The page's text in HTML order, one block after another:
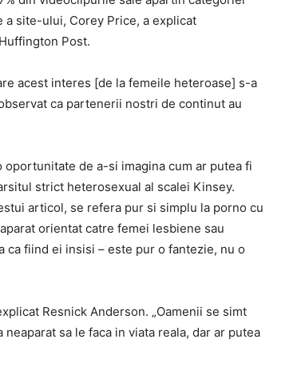
a site-ului, Corey Price, a explicat
Post.
acest interes [de la femeile heteroase] s-a
ca partenerii nostri de continut au
de a-si imagina cum ar putea fi
strict heterosexual al scalei Kinsey.
articol, se refera pur si simplu la porno cu
orientat catre femei lesbiene sau
fiind ei insisi – este pur o fantezie, nu o
Resnick Anderson. „Oamenii se simt
sa le faca in viata reala, dar ar putea